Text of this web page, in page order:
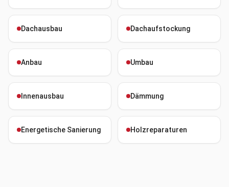
Dachausbau Dachaufstockung
Anbau Umbau
Innenausbau Dämmung
Energetische Sanierung Holzreparaturen